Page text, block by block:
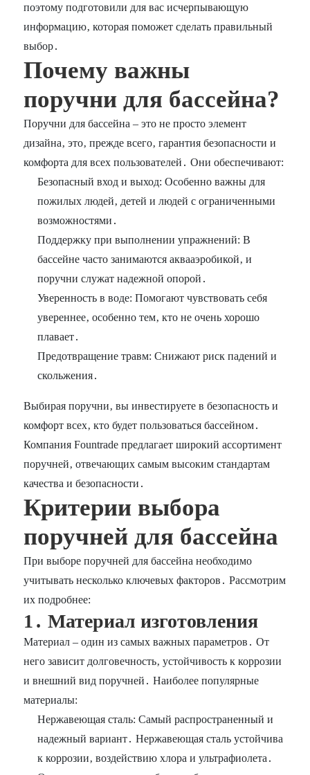
поэтому подготовили для вас исчерпывающую
информацию‚ которая поможет сделать правильный
выбор․
Почему важны
поручни для бассейна?
Поручни для бассейна – это не просто элемент
дизайна‚ это‚ прежде всего‚ гарантия безопасности и
комфорта для всех пользователей․ Они обеспечивают:
Безопасный вход и выход: Особенно важны для
пожилых людей‚ детей и людей с ограниченными
возможностями․
Поддержку при выполнении упражнений: В
бассейне часто занимаются аквааэробикой‚ и
поручни служат надежной опорой․
Уверенность в воде: Помогают чувствовать себя
увереннее‚ особенно тем‚ кто не очень хорошо
плавает․
Предотвращение травм: Снижают риск падений и
скольжения․
Выбирая поручни‚ вы инвестируете в безопасность и
комфорт всех‚ кто будет пользоваться бассейном․
Компания Fountrade предлагает широкий ассортимент
поручней‚ отвечающих самым высоким стандартам
качества и безопасности․
Критерии выбора
поручней для бассейна
При выборе поручней для бассейна необходимо
учитывать несколько ключевых факторов․ Рассмотрим
их подробнее:
1․ Материал изготовления
Материал – один из самых важных параметров․ От
него зависит долговечность‚ устойчивость к коррозии
и внешний вид поручней․ Наиболее популярные
материалы:
Нержавеющая сталь: Самый распространенный и
надежный вариант․ Нержавеющая сталь устойчива
к коррозии‚ воздействию хлора и ультрафиолета․